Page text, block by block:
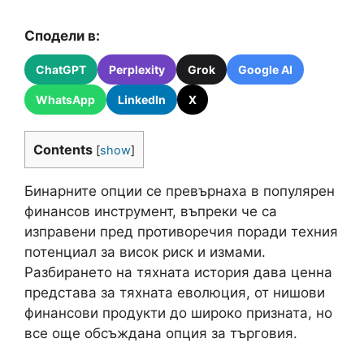
Сподели в:
ChatGPT Perplexity Grok Google AI
WhatsApp LinkedIn X
Contents [show]
Бинарните опции се превърнаха в популярен
финансов инструмент, въпреки че са
изправени пред противоречия поради техния
потенциал за висок риск и измами.
Разбирането на тяхната история дава ценна
представа за тяхната еволюция, от нишови
финансови продукти до широко призната, но
все още обсъждана опция за търговия.